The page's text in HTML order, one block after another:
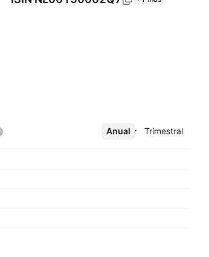
Anual Trimestral
Más